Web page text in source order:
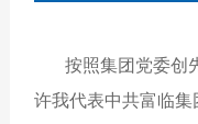
按照集团党委创
许我代表中共富临集